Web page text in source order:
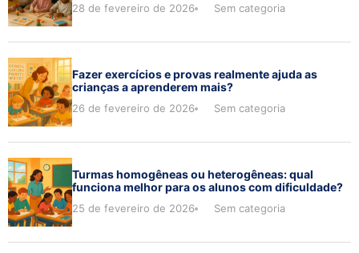
28 de fevereiro de 2026 Sem categoria
Fazer exercícios e provas realmente ajuda as
crianças a aprenderem mais?
26 de fevereiro de 2026 Sem categoria
Turmas homogêneas ou heterogêneas: qual
funciona melhor para os alunos com dificuldade?
25 de fevereiro de 2026 Sem categoria